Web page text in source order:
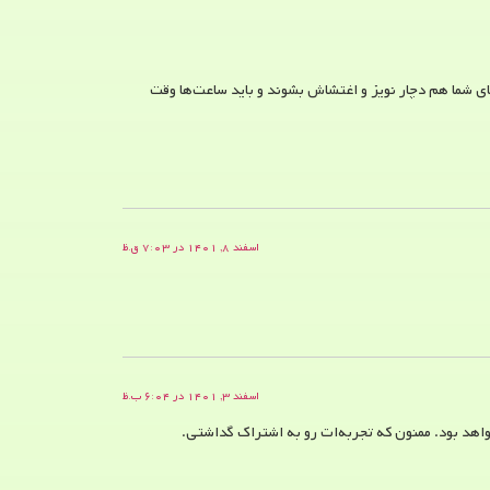
شما هم دچار نویز و اغتشاش بشوند و باید ساعت‌ها وقت
اسفند ۸, ۱۴۰۱ در ۷:۰۳ ق.ظ
اسفند ۳, ۱۴۰۱ در ۶:۰۴ ب.ظ
بود. ممنون که تجربه‌ات رو به اشتراک گداشتی.